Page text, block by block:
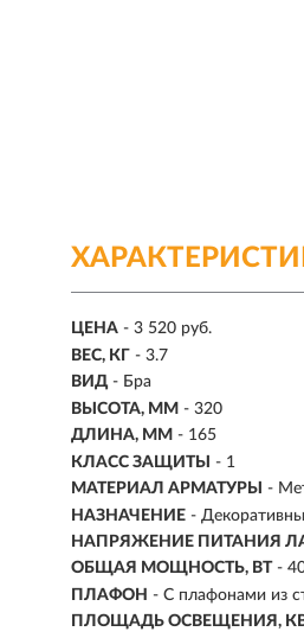
ЦЕНА - 3 520 руб.
ВЕС, КГ - 3.7
ВИД - Бра
ВЫСОТА, ММ - 320
ДЛИНА, ММ - 165
КЛАСС ЗАЩИТЫ
- 1
МАТЕРИАЛ АРМАТУРЫ
-
НАЗНАЧЕНИЕ -
НАПРЯЖЕНИЕ ПИТАНИЯ
ОБЩАЯ МОЩНОСТЬ, ВТ -
ПЛАФОН - С плафонами из
ПЛОЩАДЬ ОСВЕЩЕНИЯ,